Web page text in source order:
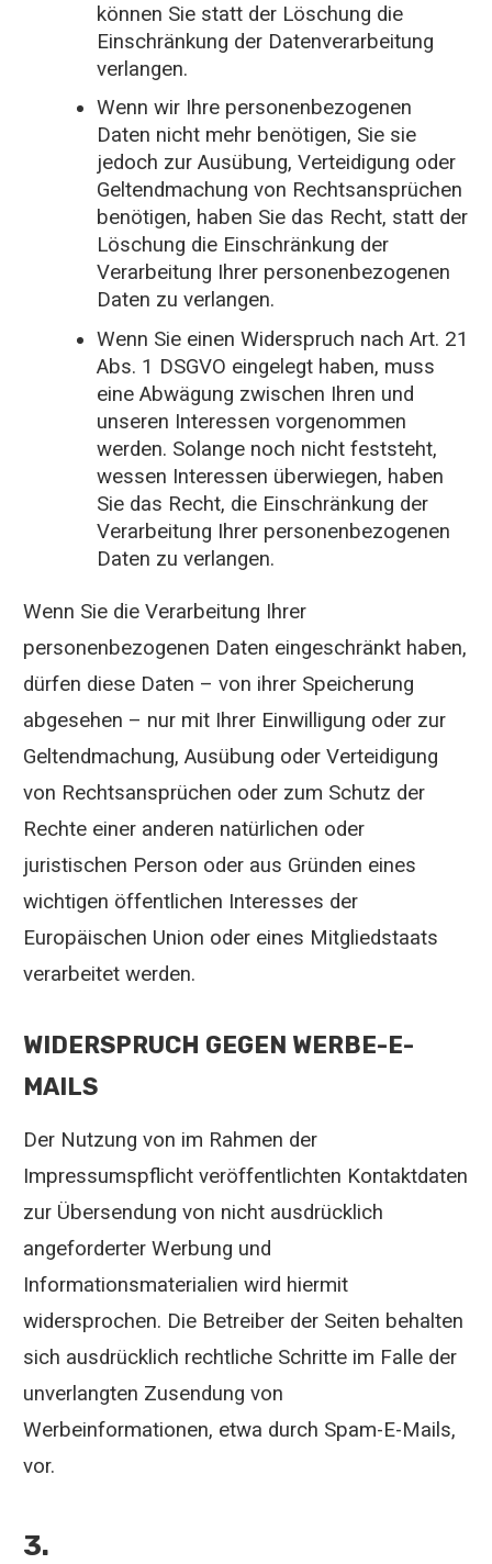
können Sie statt der Löschung die
Einschränkung der Datenverarbeitung
verlangen.
Wenn wir Ihre personenbezogenen
Daten nicht mehr benötigen, Sie sie
jedoch zur Ausübung, Verteidigung oder
Geltendmachung von Rechtsansprüchen
benötigen, haben Sie das Recht, statt der
Löschung die Einschränkung der
Verarbeitung Ihrer personenbezogenen
Daten zu verlangen.
Wenn Sie einen Widerspruch nach Art. 21
Abs. 1 DSGVO eingelegt haben, muss
eine Abwägung zwischen Ihren und
unseren Interessen vorgenommen
werden. Solange noch nicht feststeht,
wessen Interessen überwiegen, haben
Sie das Recht, die Einschränkung der
Verarbeitung Ihrer personenbezogenen
Daten zu verlangen.
Wenn Sie die Verarbeitung Ihrer
personenbezogenen Daten eingeschränkt haben,
dürfen diese Daten – von ihrer Speicherung
abgesehen – nur mit Ihrer Einwilligung oder zur
Geltendmachung, Ausübung oder Verteidigung
von Rechtsansprüchen oder zum Schutz der
Rechte einer anderen natürlichen oder
juristischen Person oder aus Gründen eines
wichtigen öffentlichen Interesses der
Europäischen Union oder eines Mitgliedstaats
verarbeitet werden.
WIDERSPRUCH GEGEN WERBE-E-
MAILS
Der Nutzung von im Rahmen der
Impressumspflicht veröffentlichten Kontaktdaten
zur Übersendung von nicht ausdrücklich
angeforderter Werbung und
Informationsmaterialien wird hiermit
widersprochen. Die Betreiber der Seiten behalten
sich ausdrücklich rechtliche Schritte im Falle der
unverlangten Zusendung von
Werbeinformationen, etwa durch Spam-E-Mails,
vor.
3.